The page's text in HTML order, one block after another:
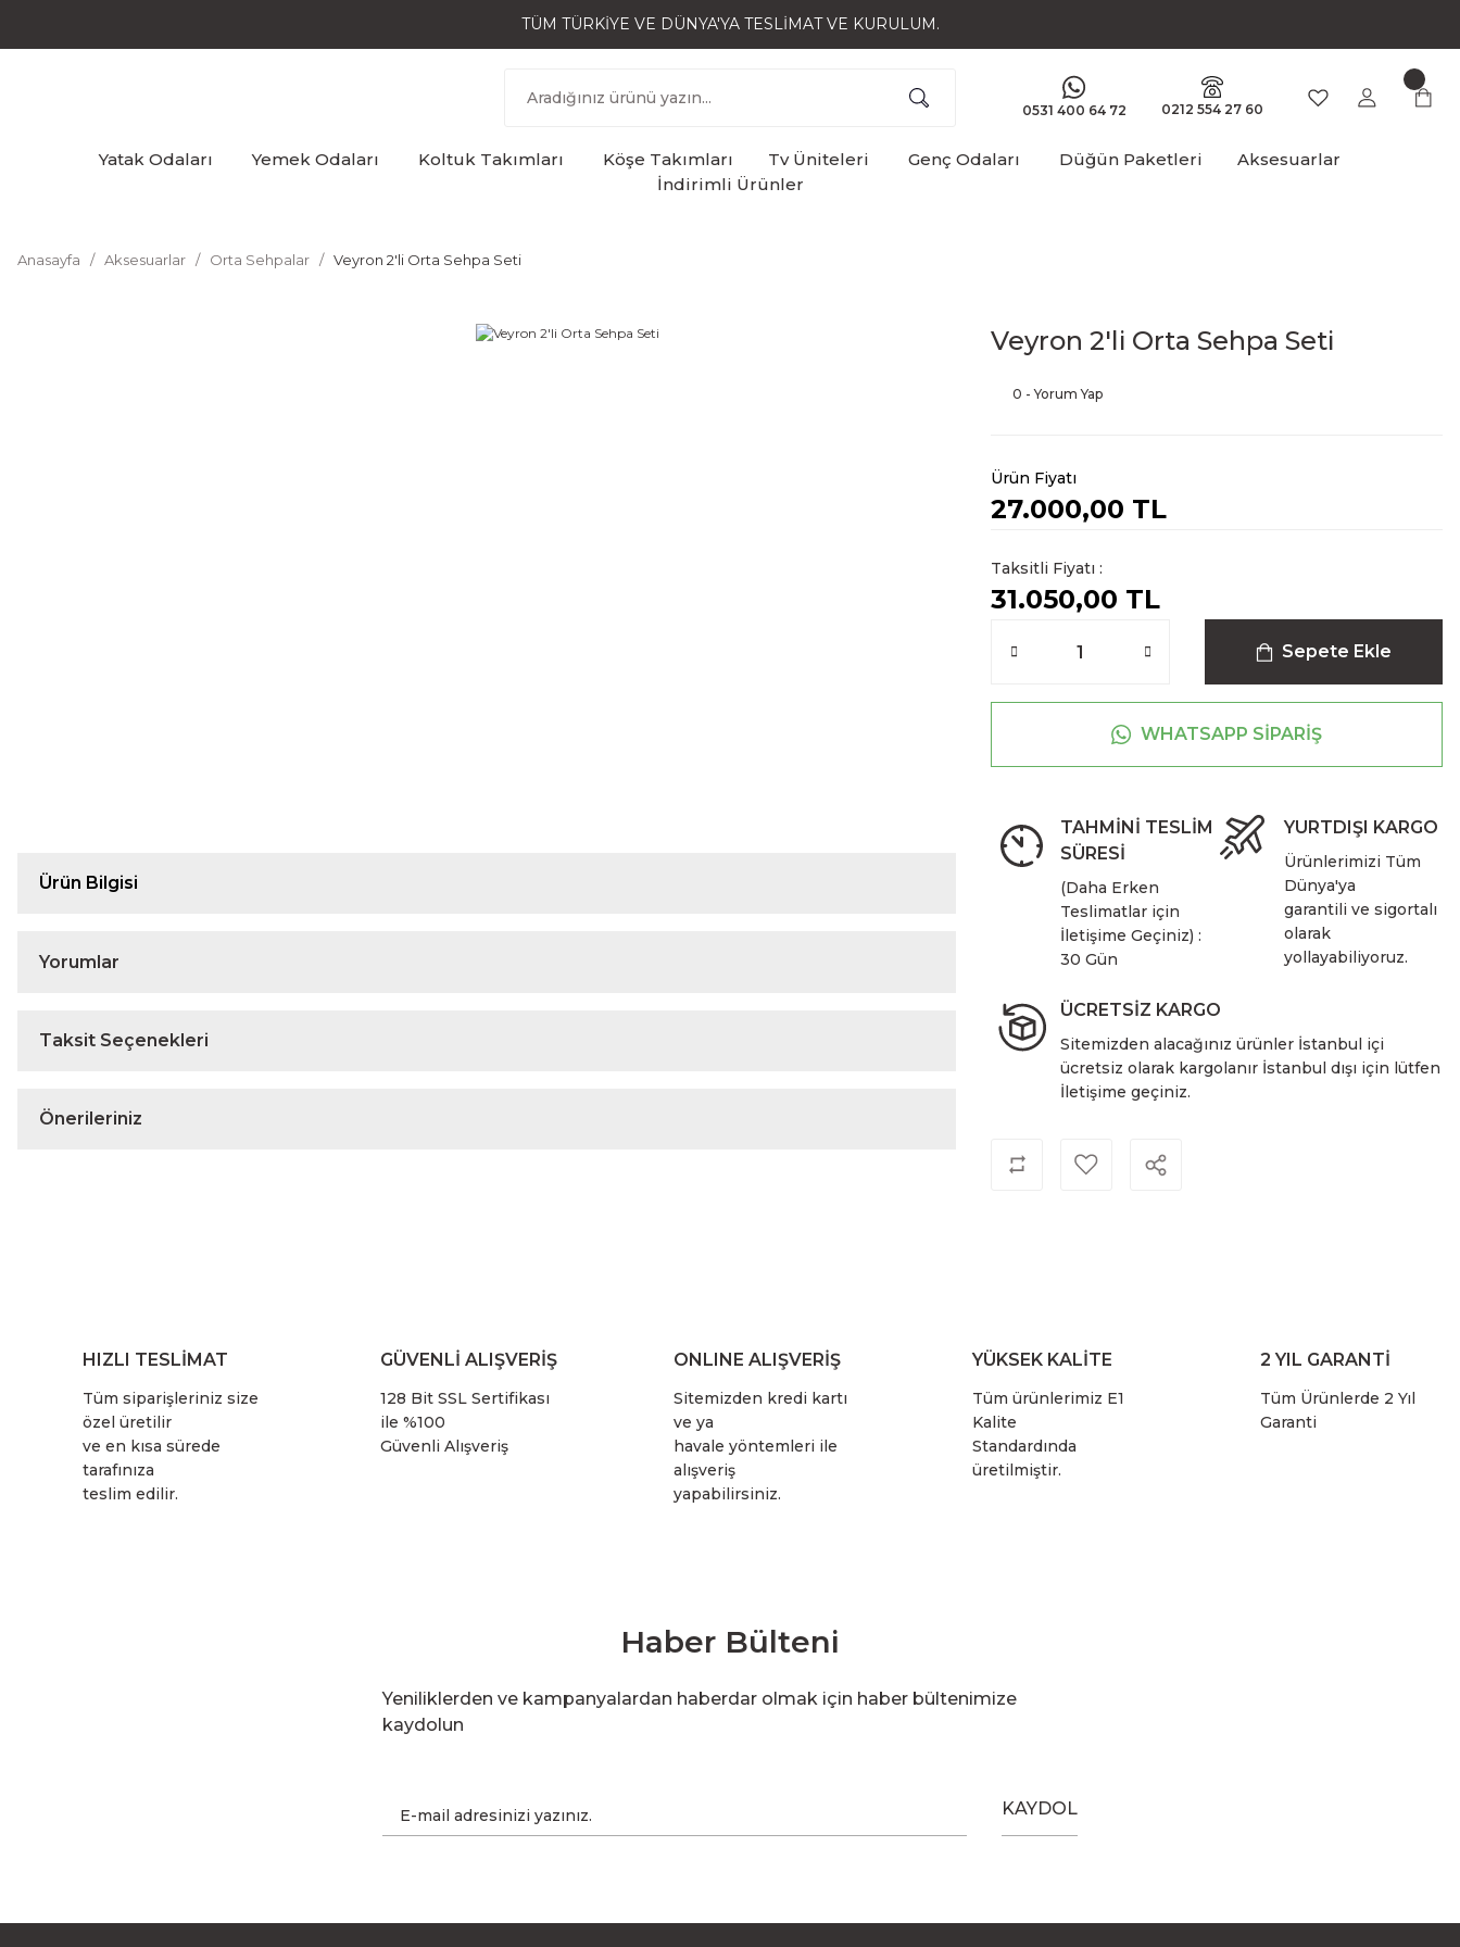
TÜM TÜRKİYE VE DÜNYA'YA TESLİMAT VE KURULUM.
0531 400 64 72 0212 554 27 60
Yatak Odaları Yemek Odaları Koltuk Takımları Köşe Takımları Tv Üniteleri Genç Odaları Düğün Paketleri
Aksesuarlar
İndirimli Ürünler
Anasayfa Aksesuarlar Orta Sehpalar Veyron 2'li Orta Sehpa Seti
Ürün Bilgisi
Yorumlar
Taksit Seçenekleri
Önerileriniz
Veyron 2'li Orta Sehpa Seti
0 - Yorum Yap
Ürün Fiyatı
27.000,00 TL
Taksitli Fiyatı :
31.050,00 TL
Sepete Ekle
WHATSAPP SİPARİŞ
TAHMİNİ TESLİM
SÜRESİ
(Daha Erken
Teslimatlar için
İletişime Geçiniz) :
30 Gün
YURTDIŞI KARGO
Ürünlerimizi Tüm
Dünya'ya
garantili ve sigortalı
olarak
yollayabiliyoruz.
ÜCRETSİZ KARGO
Sitemizden alacağınız ürünler İstanbul içi
ücretsiz olarak kargolanır İstanbul dışı için lütfen
İletişime geçiniz.
HIZLI TESLİMAT
Tüm siparişleriniz size
özel üretilir
ve en kısa sürede
tarafınıza
teslim edilir.
GÜVENLİ ALIŞVERİŞ
128 Bit SSL Sertifikası
ile %100
Güvenli Alışveriş
ONLINE ALIŞVERİŞ
Sitemizden kredi kartı
ve ya
havale yöntemleri ile
alışveriş
yapabilirsiniz.
YÜKSEK KALİTE
Tüm ürünlerimiz E1
Kalite
Standardında
üretilmiştir.
2 YIL GARANTİ
Tüm Ürünlerde 2 Yıl
Garanti
Haber Bülteni
Yeniliklerden ve kampanyalardan haberdar olmak için haber bültenimize
kaydolun
KAYDOL